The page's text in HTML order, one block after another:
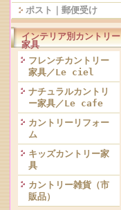
ポスト｜郵便受け
インテリア別カントリー
家具
フレンチカントリー
家具／Le ciel
ナチュラルカントリ
ー家具／Le cafe
カントリーリフォー
ム
キッズカントリー家
具
カントリー雑貨（市
販品）